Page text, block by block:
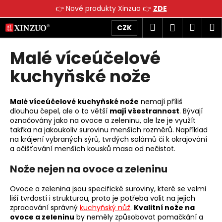
👉 Nové produkty Xinzuo 👉 ZDE
Přejít
na
obsah
CZK Hledat
Malé víceúčelové
kuchyňské nože
Malé víceúčelové kuchyňské nože nemají příliš
dlouhou čepel, ale o to větší mají všestrannost. Bývají
označovány jako na ovoce a zeleninu, ale lze je využít
takřka na jakoukoliv surovinu menších rozměrů. Například
na krájení vybraných sýrů, tvrdých salámů či k okrajování
a očišťování menších kousků masa od nečistot.
Nože nejen na ovoce a zeleninu
Ovoce a zelenina jsou specifické suroviny, které se velmi
liší tvrdostí i strukturou, proto je potřeba volit na jejich
zpracování správný kuchyňský nůž. Kvalitní nože na
ovoce a zeleninu by neměly způsobovat pomačkání a
o
š Zpět
Zpět
C
o
p
t
ř
e
b
j
e
t
e